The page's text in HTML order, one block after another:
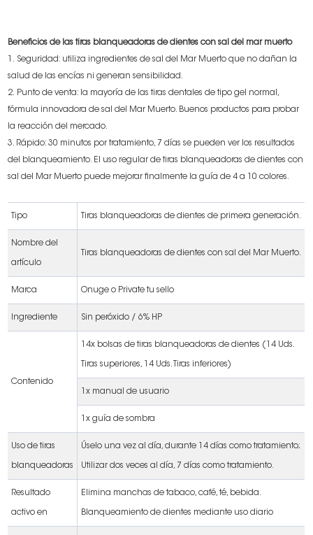
Beneficios de las tiras blanqueadoras de dientes con sal del mar muerto
1. Seguridad: utiliza ingredientes de sal del Mar Muerto que no dañan la
salud de las encías ni generan sensibilidad.
2. Punto de venta: la mayoría de las tiras dentales de tipo gel normal,
fórmula innovadora de sal del Mar Muerto. Buenos productos para probar
la reacción del mercado.
3. Rápido: 30 minutos por tratamiento, 7 días se pueden ver los resultados
del blanqueamiento. El uso regular de tiras blanqueadoras de dientes con
sal del Mar Muerto puede mejorar finalmente la guía de 4 a 10 colores.
Tipo Tiras blanqueadoras de dientes de primera generación.
Nombre del
artículo
Tiras blanqueadoras de dientes con sal del Mar Muerto.
Marca Onuge o Private tu sello
Ingrediente Sin peróxido / 6% HP
Contenido
14x bolsas de tiras blanqueadoras de dientes (14 Uds.
Tiras superiores, 14 Uds. Tiras inferiores)
1x manual de usuario
1x guía de sombra
Uso de tiras
blanqueadoras
Úselo una vez al día, durante 14 días como tratamiento;
Utilizar dos veces al día, 7 días como tratamiento.
Resultado
activo en
Elimina manchas de tabaco, café, té, bebida.
Blanqueamiento de dientes mediante uso diario